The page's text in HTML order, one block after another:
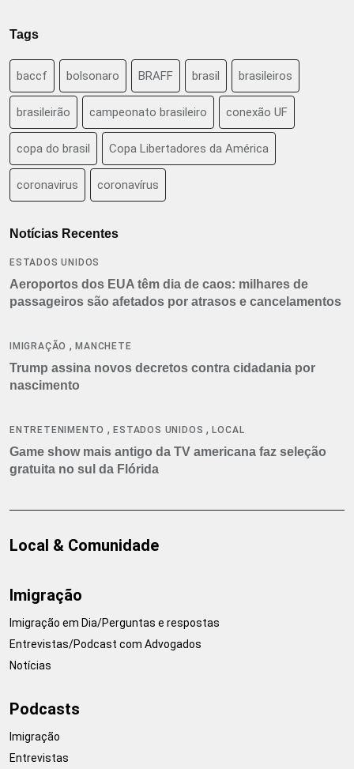
Tags
baccf bolsonaro BRAFF brasil brasileiros
brasileirão campeonato brasileiro conexão UF
copa do brasil Copa Libertadores da América
coronavirus coronavírus
Notícias Recentes
ESTADOS UNIDOS
Aeroportos dos EUA têm dia de caos: milhares de
passageiros são afetados por atrasos e cancelamentos
IMIGRAÇÃO ,MANCHETE
Trump assina novos decretos contra cidadania por
nascimento
ENTRETENIMENTO ,ESTADOS UNIDOS ,LOCAL
Game show mais antigo da TV americana faz seleção
gratuita no sul da Flórida
Local & Comunidade
Imigração
Imigração em Dia/Perguntas e respostas
Entrevistas/Podcast com Advogados
Notícias
Podcasts
Imigração
Entrevistas